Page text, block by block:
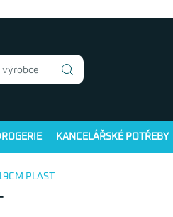
KANCELÁŘSKÉ POTŘEBY
PLAST